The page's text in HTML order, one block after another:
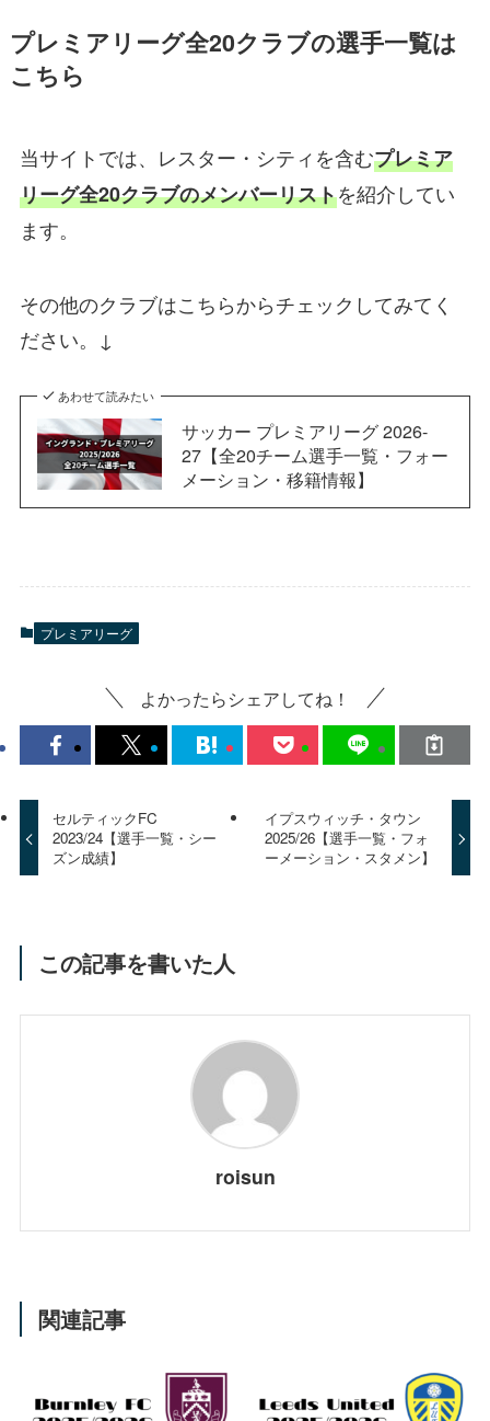
プレミアリーグ全20クラブの選手一覧は
こちら
当サイトでは、レスター・シティを含むプレミア
リーグ全20クラブのメンバーリストを紹介してい
ます。
その他のクラブはこちらからチェックしてみてく
ださい。↓
あわせて読みたい
サッカー プレミアリーグ 2026-
27【全20チーム選手一覧・フォー
メーション・移籍情報】
プレミアリーグ
よかったらシェアしてね！
セルティックFC
2023/24【選手一覧・シー
ズン成績】
イプスウィッチ・タウン
2025/26【選手一覧・フォ
ーメーション・スタメン】
この記事を書いた人
roisun
関連記事